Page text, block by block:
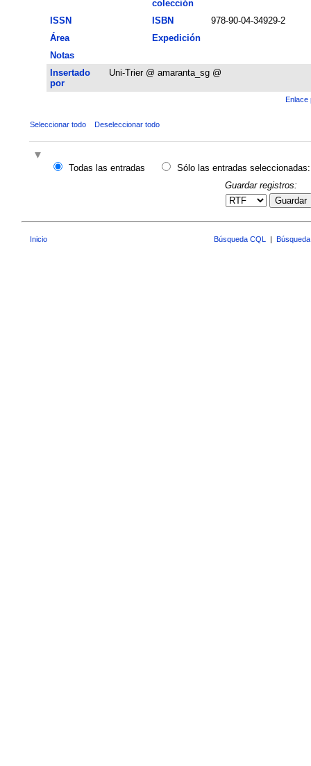
colección
ISSN
ISBN
978-90-04-34929-2
Área
Expedición
Notas
Insertado
por
Uni-Trier @ amaranta_sg @
Enlace
Seleccionar todo Deseleccionar todo
Todas las entradas
Sólo las entradas seleccionadas:
Guardar registros:
Guardar
Inicio Búsqueda CQL